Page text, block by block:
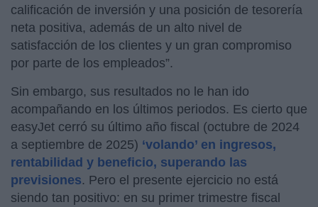
calificación de inversión y una posición de tesorería
neta positiva, además de un alto nivel de
satisfacción de los clientes y un gran compromiso
por parte de los empleados”.
Sin embargo, sus resultados no le han ido
acompañando en los últimos periodos. Es cierto que
easyJet cerró su último año fiscal (octubre de 2024
a septiembre de 2025) ‘volando’ en ingresos,
rentabilidad y beneficio, superando las
previsiones. Pero el presente ejercicio no está
siendo tan positivo: en su primer trimestre fiscal